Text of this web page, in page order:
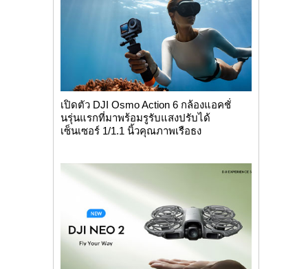
เปิดตัว DJI Osmo Action 6 กล้องแอคชั่
นรุ่นแรกที่มาพร้อมรูรับแสงปรับได้
เซ็นเซอร์ 1/1.1 นิ้วคุณภาพเรือธง